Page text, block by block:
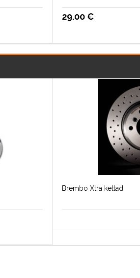
29.00€
Brembo Xtra kettad